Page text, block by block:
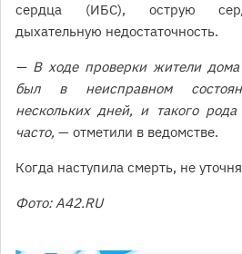
сердца (ИБС), острую
дыхательную недостаточность.
— В ходе проверки жители дома
был в неисправном
нескольких дней, и такого
часто, — отметили в ведомстве.
Когда наступила смерть, не
Фото: А42.RU